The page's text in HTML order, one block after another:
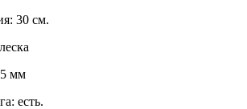
30 см.
мм
есть.